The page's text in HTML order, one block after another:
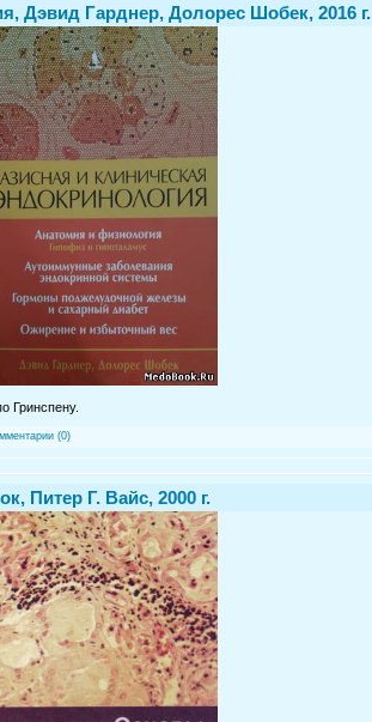
Дэвид Гарднер, Долорес Шобек, 2016 г.
Гринспену.
(0)
Питер Г. Вайс, 2000 г.